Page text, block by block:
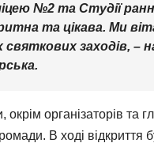
№2 та Студії
та цікава. Ми
святкових заходів, –
окрім організаторів
В ході